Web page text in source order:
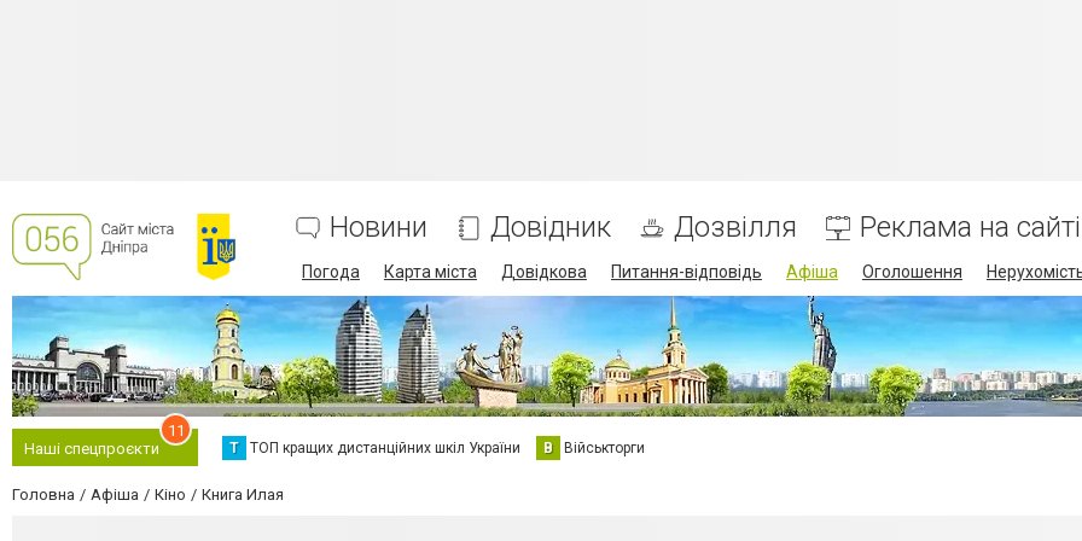
Новини Довідник Дозвілля Реклама на сайті
Погода Карта міста Довідкова Питання-відповідь Афіша Оголошення
Наші спецпроєкти
11
Т ТОП кращих дистанційних шкіл України В Військторги
Головна Афіша Кіно Книга Илая